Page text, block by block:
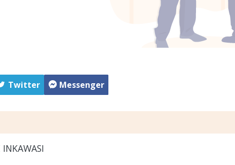
Twitter Messenger